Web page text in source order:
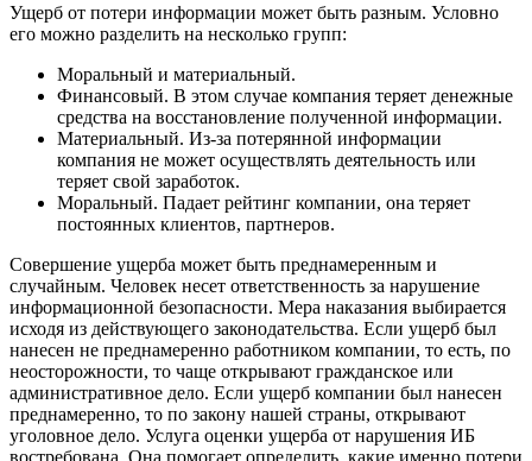
Ущерб от потери информации может быть разным. Условно
его можно разделить на несколько групп:
Моральный и материальный.
Финансовый. В этом случае компания теряет денежные
средства на восстановление полученной информации.
Материальный. Из-за потерянной информации
компания не может осуществлять деятельность или
теряет свой заработок.
Моральный. Падает рейтинг компании, она теряет
постоянных клиентов, партнеров.
Совершение ущерба может быть преднамеренным и
случайным. Человек несет ответственность за нарушение
информационной безопасности. Мера наказания выбирается
исходя из действующего законодательства. Если ущерб был
нанесен не преднамеренно работником компании, то есть, по
неосторожности, то чаще открывают гражданское или
административное дело. Если ущерб компании был нанесен
преднамеренно, то по закону нашей страны, открывают
уголовное дело. Услуга оценки ущерба от нарушения ИБ
востребована. Она помогает определить, какие именно потери